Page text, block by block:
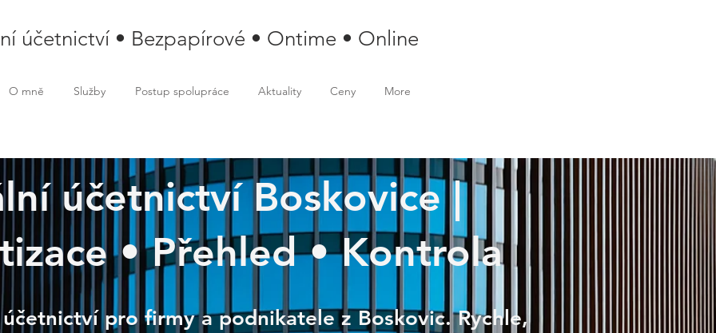
účetnictví • Bezpapírové • Ontime • Online
O mně Služby Postup spolupráce Aktuality Ceny More
účetnictví Boskovice |
• Přehled • Kontrola
pro firmy a podnikatele z Boskovic. Rychle,